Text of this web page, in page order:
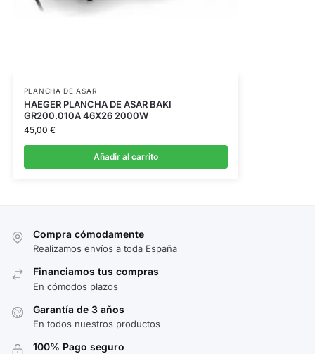
PLANCHA DE ASAR
HAEGER PLANCHA DE ASAR BAKI
GR200.010A 46X26 2000W
45,00 €
Añadir al carrito
Compra cómodamente
Realizamos envíos a toda España
Financiamos tus compras
En cómodos plazos
Garantía de 3 años
En todos nuestros productos
100% Pago seguro